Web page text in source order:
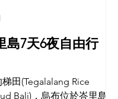
島7天6夜自由行
田(Tegalalang Rice
Bali)，烏布位於峇里島中